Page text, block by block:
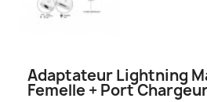
Adaptateur Lightning
Femelle + Port